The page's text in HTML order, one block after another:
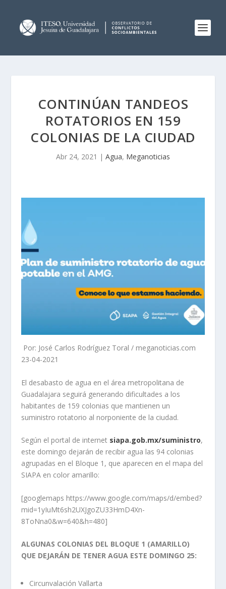
CONTINÚAN TANDEOS
ROTATORIOS EN 159
COLONIAS DE LA CIUDAD
Abr 24, 2021 | Agua, Meganoticias
Por: José Carlos Rodríguez Toral / meganoticias.com
23-04-2021
El desabasto de agua en el área metropolitana de
Guadalajara seguirá generando dificultades a los
habitantes de 159 colonias que mantienen un
suministro rotatorio al norponiente de la ciudad.
Según el portal de internet siapa.gob.mx/suministro,
este domingo dejarán de recibir agua las 94 colonias
agrupadas en el Bloque 1, que aparecen en el mapa del
SIAPA en color amarillo:
[googlemaps https://www.google.com/maps/d/embed?
mid=1yIuMt6sh2UXJgoZU33HmD4Xn-
8ToNna0&w=640&h=480]
ALGUNAS COLONIAS DEL BLOQUE 1 (AMARILLO)
QUE DEJARÁN DE TENER AGUA ESTE DOMINGO 25:
Circunvalación Vallarta